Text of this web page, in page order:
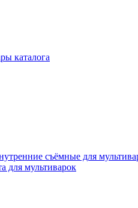
каталога
съёмные для
для мультиварок